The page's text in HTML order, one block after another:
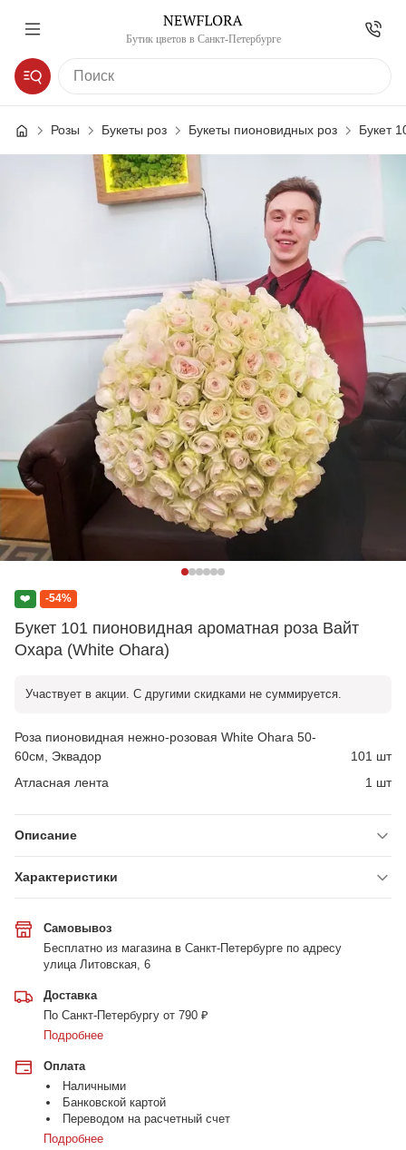
Бутик цветов в Санкт-Петербурге
Розы Букеты роз Букеты пионовидных роз Букет
❤️ -54%
Букет 101 пионовидная ароматная роза Вайт
Охара (White Ohara)
Участвует в акции. С другими скидками не суммируется.
Роза пионовидная нежно-розовая White Ohara 50-
60см, Эквадор
101 шт
Атласная лента
1 шт
Описание
Характеристики
Самовывоз
Бесплатно из магазина в Санкт-Петербурге по адресу
улица Литовская, 6
Доставка
По Санкт-Петербургу от 790 ₽
Подробнее
Оплата
Наличными
Банковской картой
Переводом на расчетный счет
Подробнее